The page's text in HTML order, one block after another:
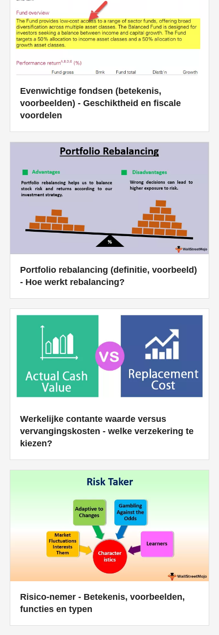
Evenwichtige fondsen (betekenis,
voorbeelden) - Geschiktheid en fiscale
voordelen
Portfolio rebalancing (definitie, voorbeeld)
- Hoe werkt rebalancing?
Werkelijke contante waarde versus
vervangingskosten - welke verzekering te
kiezen?
Risico-nemer - Betekenis, voorbeelden,
functies en typen